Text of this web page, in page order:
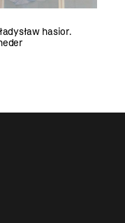
hasior.